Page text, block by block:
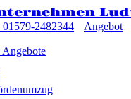
01579-2482344 Angebot
Angebote